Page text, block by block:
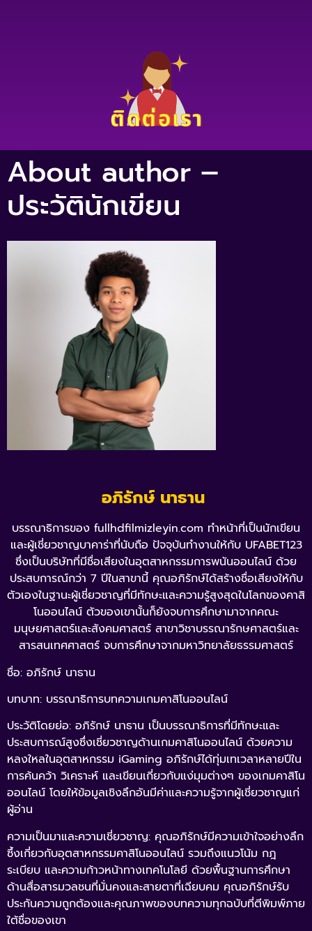
About author –
ประวัตินักเขียน
อภิรักษ์ นาธาน
บรรณาธิการของ fullhdfilmizleyin.com ทำหน้าที่เป็นนักเขียน
และผู้เชี่ยวชาญบาคาร่าที่นับถือ ปัจจุบันทำงานให้กับ UFABET123
ซึ่งเป็นบริษัทที่มีชื่อเสียงในอุตสาหกรรมการพนันออนไลน์ ด้วย
ประสบการณ์กว่า 7 ปีในสาขานี้ คุณอภิรักษ์ได้สร้างชื่อเสียงให้กับ
ตัวเองในฐานะผู้เชี่ยวชาญที่มีทักษะและความรู้สูงสุดในโลกของคาสิ
โนออนไลน์ ตัวของเขานั้นก็ยังจบการศึกษามาจากคณะ
มนุษยศาสตร์และสังคมศาสตร์ สาขาวิชาบรรณารักษศาสตร์และ
สารสนเทศศาสตร์ จบการศึกษาจากมหาวิทยาลัยธรรมศาสตร์
ชื่อ: อภิรักษ์ นาธาน
บทบาท: บรรณาธิการบทความเกมคาสิโนออนไลน์
ประวัติโดยย่อ: อภิรักษ์ นาธาน เป็นบรรณาธิการที่มีทักษะและ
ประสบการณ์สูงซึ่งเชี่ยวชาญด้านเกมคาสิโนออนไลน์ ด้วยความ
หลงใหลในอุตสาหกรรม iGaming อภิรักษ์ได้ทุ่มเทเวลาหลายปีใน
การค้นคว้า วิเคราะห์ และเขียนเกี่ยวกับแง่มุมต่างๆ ของเกมคาสิโน
ออนไลน์ โดยให้ข้อมูลเชิงลึกอันมีค่าและความรู้จากผู้เชี่ยวชาญแก่
ผู้อ่าน
ความเป็นมาและความเชี่ยวชาญ: คุณอภิรักษ์มีความเข้าใจอย่างลึก
ซึ้งเกี่ยวกับอุตสาหกรรมคาสิโนออนไลน์ รวมถึงแนวโน้ม กฎ
ระเบียบ และความก้าวหน้าทางเทคโนโลยี ด้วยพื้นฐานการศึกษา
ด้านสื่อสารมวลชนที่มั่นคงและสายตาที่เฉียบคม คุณอภิรักษ์รับ
ประกันความถูกต้องและคุณภาพของบทความทุกฉบับที่ตีพิมพ์ภาย
ใต้ชื่อของเขา